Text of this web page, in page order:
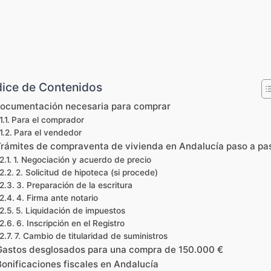
de Contenidos
necesaria para comprar
Para el comprador
Para el vendedor
de compraventa de vivienda en Andalucía paso a
1. Negociación y acuerdo de precio
2. Solicitud de hipoteca (si procede)
3. Preparación de la escritura
4. Firma ante notario
5. Liquidación de impuestos
6. Inscripción en el Registro
7. Cambio de titularidad de suministros
desglosados para una compra de 150.000 €
fiscales en Andalucía